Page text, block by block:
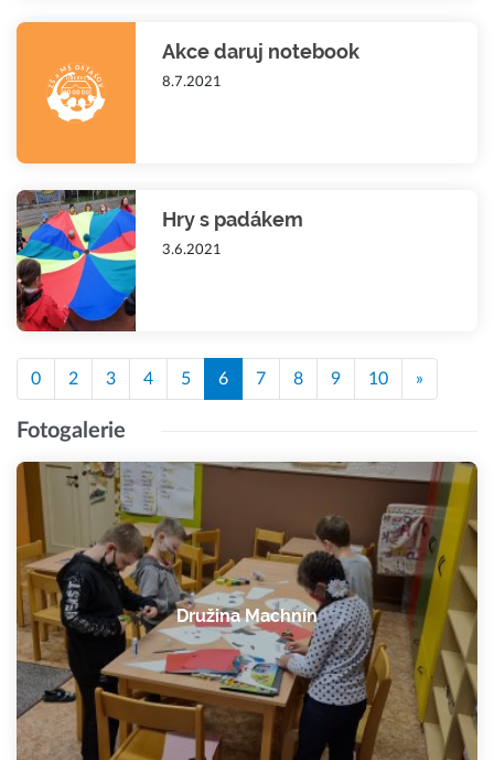
Akce daruj notebook
8.7.2021
Hry s padákem
3.6.2021
0 2 3 4 5 6 7 8 9 10 »
Fotogalerie
Družina Machnín